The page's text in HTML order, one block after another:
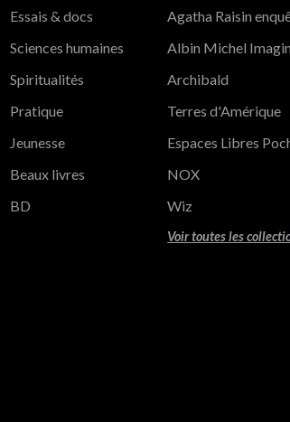
de confidentialité, en
Essais & docs
Sciences humaines
Spiritualités
Pratique
Jeunesse
Beaux livres
BD
Agatha Raisin
Albin Michel
Archibald
Terres d'Amérique
Espaces Libres
NOX
Wiz
Voir toutes les